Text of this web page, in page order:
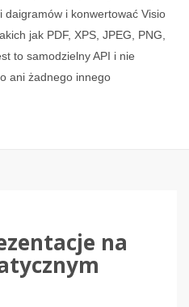
i konwertować Visio
jak PDF, XPS, JPEG, PNG,
to samodzielny API i nie
ani żadnego innego
na